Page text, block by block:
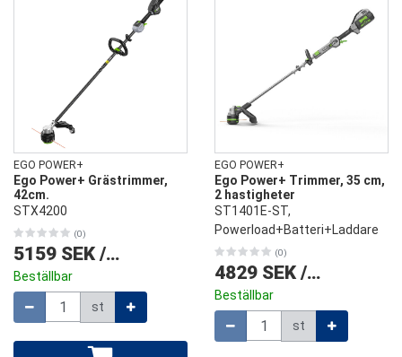
EGO POWER+
Ego Power+ Grästrimmer,
42cm.
STX4200
(0)
5159 SEK / st
Beställbar
st
EGO POWER+
Ego Power+ Trimmer, 35 cm,
2 hastigheter
ST1401E-ST,
Powerload+Batteri+Laddare
(0)
4829 SEK / st
Beställbar
st